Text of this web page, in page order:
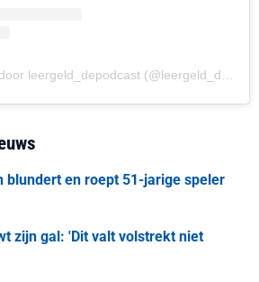
blundert en roept 51-jarige speler
zijn gal: 'Dit valt volstrekt niet